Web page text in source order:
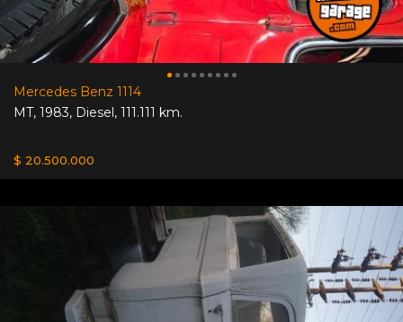
Mercedes Benz 1114
MT, 1983, Diesel, 111.111 km.
$ 20.500.000